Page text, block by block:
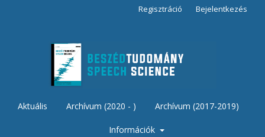
Aktuális Archívum (2020 - ) Archívum (2017-2019)
Információk
Regisztráció Bejelentkezés